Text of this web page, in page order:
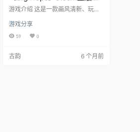
费激活入库游玩
游戏介绍 这是一款画风清新、玩法
扮演一位迷失的旅人，在广阔的开
放世界（沙漠、海洋、山地）中，
告别传统的跳跃，你可以运用舌头
游戏分享
59 0
古韵 6 个月前